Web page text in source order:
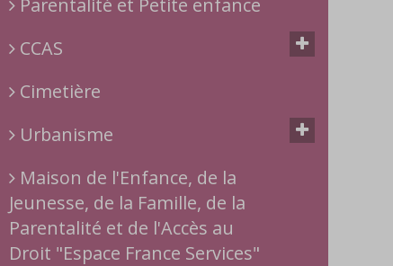
Parentalité et Petite enfance
CCAS
Cimetière
Urbanisme
Maison de l'Enfance, de la
Jeunesse, de la Famille, de la
Parentalité et de l'Accès au
Droit "Espace France Services"